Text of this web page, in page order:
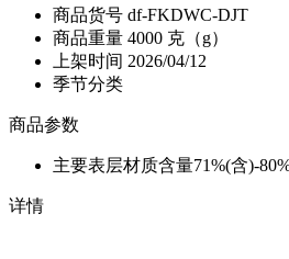
商品货号 df-FKDWC-DJT
商品重量 4000 克（g）
上架时间 2026/04/12
季节分类
商品参数
主要表层材质含量71%(含)-
详情